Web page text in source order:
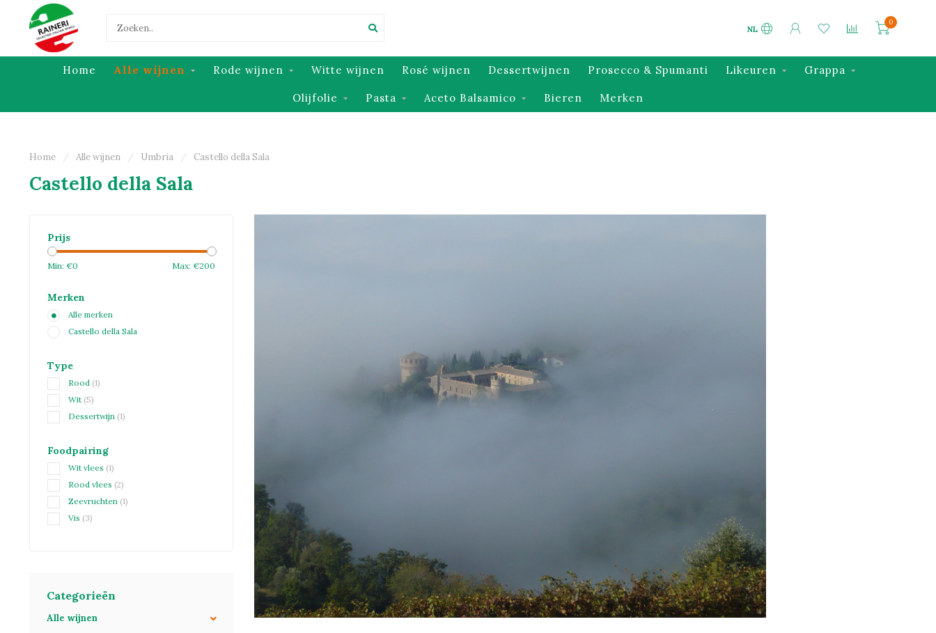
NL
0
Home Alle wijnen Rode wijnen Witte wijnen Rosé wijnen Dessertwijnen Prosecco & Spumanti Likeuren Grappa
Olijfolie Pasta Aceto Balsamico Bieren Merken
Home / Alle wijnen / Umbria / Castello della Sala
Castello della Sala
Prijs
Min: €0 Max: €200
Merken
Alle merken
Castello della Sala
Type
Rood (1)
Wit (5)
Dessertwijn (1)
Foodpairing
Wit vlees (1)
Rood vlees (2)
Zeevruchten (1)
Vis (3)
Categorieën
Alle wijnen